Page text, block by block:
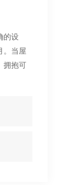
的设
。当屋
拥抱可